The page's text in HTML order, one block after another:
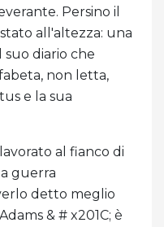
Persino il
all'altezza: una
suo diario che
non letta,
e la sua
al fianco di
guerra
detto meglio
& # x201C; è